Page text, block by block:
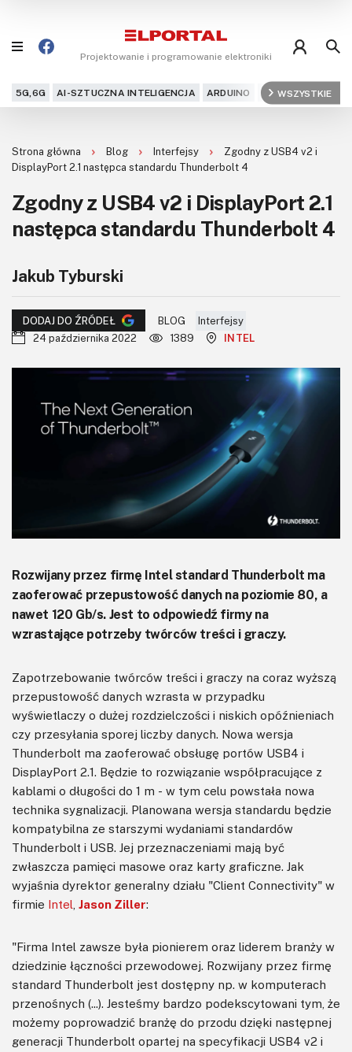
Projektowanie i programowanie elektroniki
5G,6G AI-SZTUCZNA INTELIGENCJA ARDUINO ARM AUDIO
WSZYSTKIE
Projekty
Kursy
DIY+
Czytelnia
Dla Ciebie
Newsletter
Archiwum
Do pobrania
Strona główna Blog Interfejsy
Zgodny z USB4 v2 i
DisplayPort 2.1 następca standardu Thunderbolt 4
Zgodny z USB4 v2 i DisplayPort 2.1
następca standardu Thunderbolt 4
Jakub Tyburski
DODAJ DO ŹRÓDEŁ BLOG
Interfejsy
24 października 2022
1389 INTEL
Rozwijany przez firmę Intel standard Thunderbolt ma
zaoferować przepustowość danych na poziomie 80, a
nawet 120 Gb/s. Jest to odpowiedź firmy na
wzrastające potrzeby twórców treści i graczy.
Zapotrzebowanie twórców treści i graczy na coraz wyższą
przepustowość danych wzrasta w przypadku
wyświetlaczy o dużej rozdzielczości i niskich opóźnieniach
czy przesyłania sporej liczby danych. Nowa wersja
Thunderbolt ma zaoferować obsługę portów USB4 i
DisplayPort 2.1. Będzie to rozwiązanie współpracujące z
kablami o długości do 1 m - w tym celu powstała nowa
technika sygnalizacji. Planowana wersja standardu będzie
kompatybilna ze starszymi wydaniami standardów
Thunderbolt i USB. Jej przeznaczeniami mają być
zwłaszcza pamięci masowe oraz karty graficzne. Jak
wyjaśnia dyrektor generalny działu "Client Connectivity" w
firmie Intel Jason Ziller:
"Firma Intel zawsze była pionierem oraz liderem branży w
dziedzinie łączności przewodowej. Rozwijany przez firmę
standard Thunderbolt jest dostępny np. w komputerach
przenośnych (...). Jesteśmy bardzo podekscytowani tym, że
możemy poprowadzić branżę do przodu dzięki następnej
generacji Thunderbolt opartej na specyfikacji USB4 v2 i